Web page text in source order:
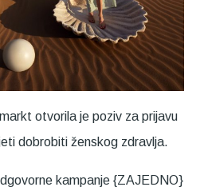
otvorila je poziv za prijavu
dobrobiti ženskog zdravlja.
kampanje {ZAJEDNO}